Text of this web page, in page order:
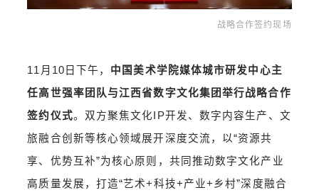
战略合作签约现场
11月10日下午， 中国美术学院媒体城市研发中心主
任高世强率团队与江西省数字文化集团举行战略合作
签约仪式。双方聚焦文化IP开发、数字内容生产、文
旅融合创新等核心领域展开深度交流，以“资源共
享、优势互补”为核心原则，共同推动数字文化产业
高质量发展，打造“艺术+科技+产业+乡村”深度融合